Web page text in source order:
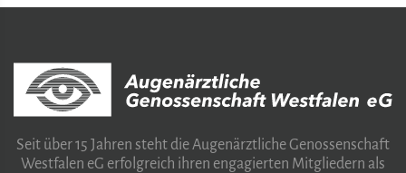
Seit über 15 Jahren steht die Augenärztliche Genossenschaft
Westfalen eG erfolgreich ihren engagierten Mitgliedern als